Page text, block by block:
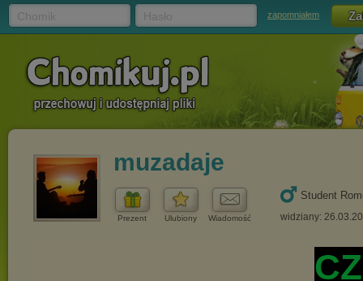
zapomniałem
muzadaje
Prezent Ulubiony Wiadomość
Student
widziany: